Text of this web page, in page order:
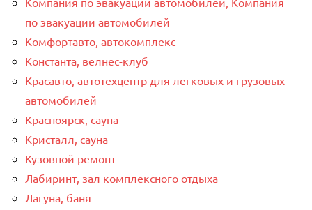
по эвакуации автомобилей
Комфортавто, автокомплекс
Константа, велнес-клуб
Красавто, автотехцентр для легковых и грузовых
автомобилей
Красноярск, сауна
Кристалл, сауна
Кузовной ремонт
Лабиринт, зал комплексного отдыха
Лагуна, баня